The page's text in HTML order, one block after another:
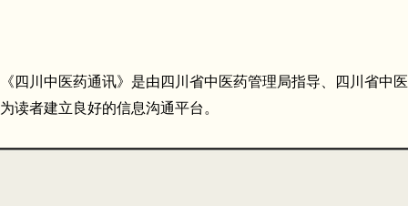
《四川中医药通讯》是由四川省中医药管理局指导、四川省
为读者建立良好的信息沟通平台。